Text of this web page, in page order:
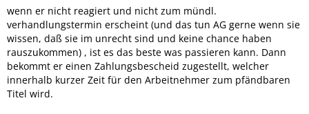
wenn er nicht reagiert und nicht zum mündl.
verhandlungstermin erscheint (und das tun AG gerne wenn sie
wissen, daß sie im unrecht sind und keine chance haben
rauszukommen) , ist es das beste was passieren kann. Dann
bekommt er einen Zahlungsbescheid zugestellt, welcher
innerhalb kurzer Zeit für den Arbeitnehmer zum pfändbaren
Titel wird.